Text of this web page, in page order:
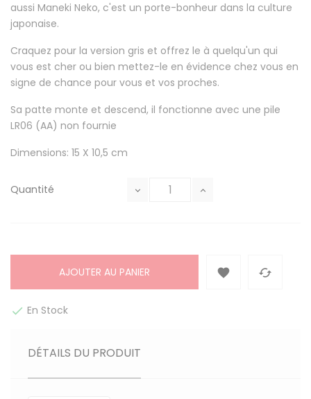
aussi Maneki Neko, c'est un porte-bonheur dans la culture
japonaise.
Craquez pour la version gris et offrez le à quelqu'un qui
vous est cher ou bien mettez-le en évidence chez vous en
signe de chance pour vous et vos proches.
Sa patte monte et descend, il fonctionne avec une pile
LR06 (AA) non fournie
Dimensions: 15 X 10,5 cm
Quantité
AJOUTER AU PANIER  
 En Stock
DÉTAILS DU PRODUIT